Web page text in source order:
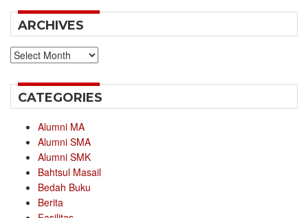
ARCHIVES
Archives
CATEGORIES
Alumni MA
Alumni SMA
Alumni SMK
Bahtsul Masail
Bedah Buku
Berita